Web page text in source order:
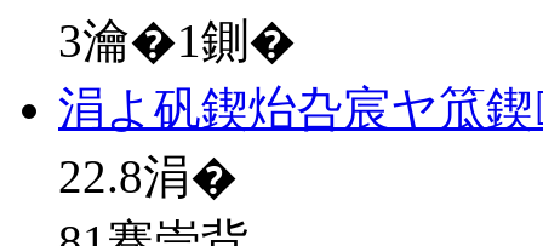
3瀹�1鍘�
涓よ矾鍥炲叴宸ヤ笟
22.8涓�